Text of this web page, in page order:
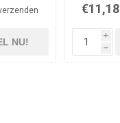
NU!
€11,18
i
h